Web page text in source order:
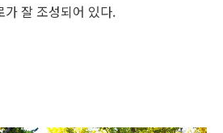
가 잘 조성되어 있다.